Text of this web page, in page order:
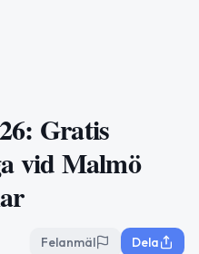
Gratis
vid Malmö
Felanmäl Dela